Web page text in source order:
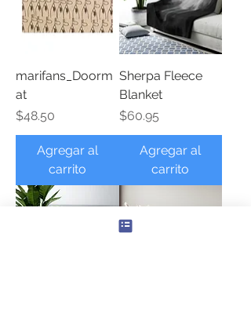
marifans_Doorm
at
Precio
$48.50
Agregar al
carrito
Sherpa Fleece
Blanket
Precio
$60.95
Agregar al
carrito